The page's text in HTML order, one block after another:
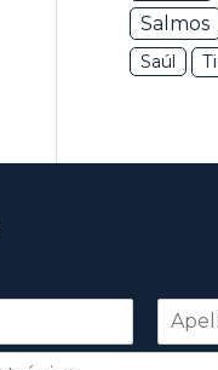
Salmos
Saúl